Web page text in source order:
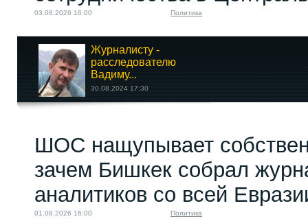
03.08.2026 16:00 Политика
Журналисту -
расследователю
Вадиму...
30.08.2024 17:30
клозетах, и в головах
ШОС нащупывает
зачем Бишкек собрал
аналитиков со всей
01.08.2026 16:00 Политика